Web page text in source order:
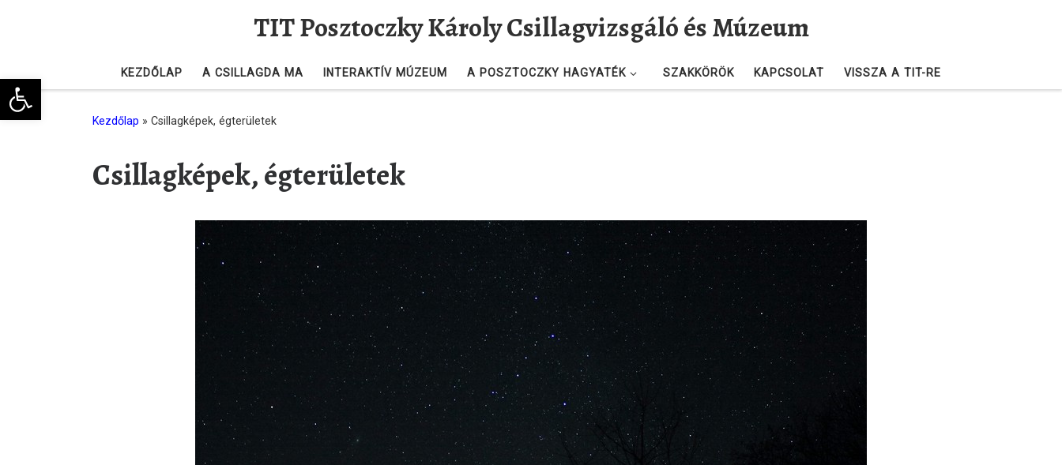
Eszköztár megnyitása
TIT Posztoczky Károly Csillagvizsgáló és Múzeum
KEZDŐLAP A CSILLAGDA MA INTERAKTÍV MÚZEUM A POSZTOCZKY HAGYATÉK SZAKKÖRÖK KAPCSOLAT VISSZA A TIT-RE
Kezdőlap » Csillagképek, égterületek
Csillagképek, égterületek